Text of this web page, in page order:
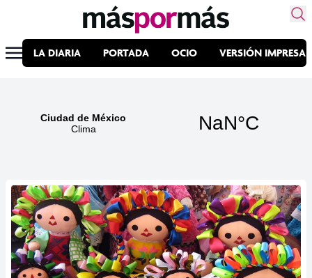
LA DIARIA PORTADA OCIO VERSIÓN IMPRESA